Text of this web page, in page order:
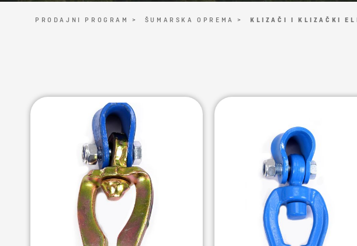
PRODAJNI PROGRAM > ŠUMARSKA OPREMA > KLIZAČI I KLIZAČKI